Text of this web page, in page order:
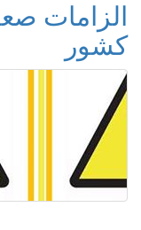
الزامات
کشور